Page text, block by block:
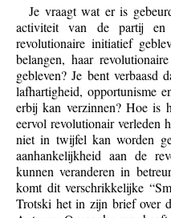
Je vraagt wat er is
activiteit van de partij en
revolutionaire initiatief
belangen, haar
gebleven? Je bent verbaasd
lafhartigheid, opportunisme
erbij kan verzinnen? Hoe is
eervol revolutionair verleden
niet in twijfel kan worden
aanhankelijkheid aan de
kunnen veranderen in
komt dit verschrikkelijke
Trotski het in zijn brief over